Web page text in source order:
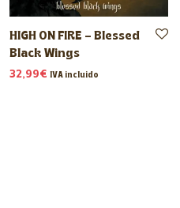
HIGH ON FIRE – Blessed
Black Wings
32,99€ IVA incluido